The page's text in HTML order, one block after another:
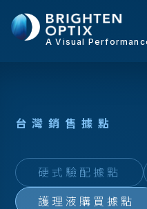
A Visual
台灣銷 售據點
硬式驗配據點
護理液購買據點